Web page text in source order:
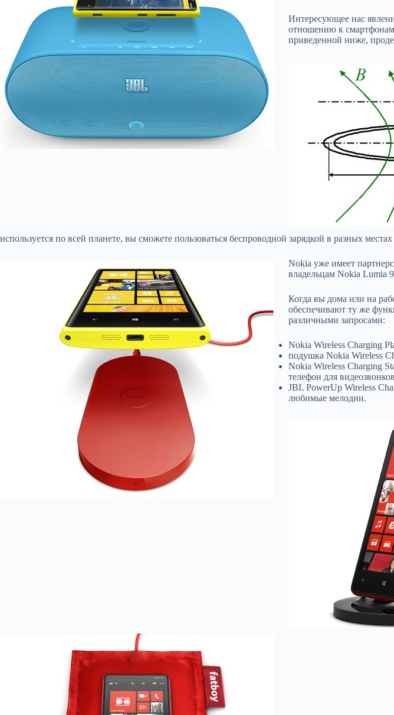
Интересующее нас
отношению к смартфонам
приведенной ниже,
используется по всей планете, вы сможете пользоваться беспроводной зарядкой в разных
Nokia уже имеет
владельцам Nokia Lumia
Когда вы дома или на
обеспечивают ту же
различными запросами:
Nokia Wireless Charging
подушка Nokia Wireless
Nokia Wireless Charging
телефон для
JBL PowerUp Wireless
любимые мелодии.